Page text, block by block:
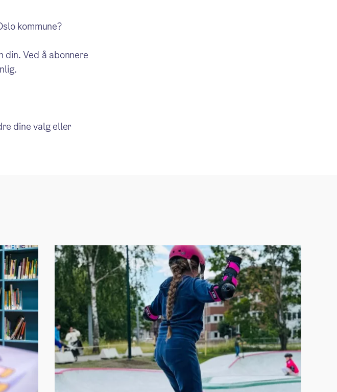
kommune?
din. Ved å abonnere
dine valg eller